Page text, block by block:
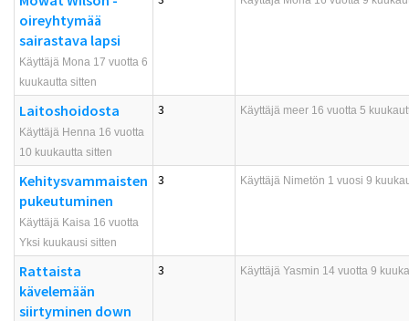
oireyhtymää
sairastava lapsi
Käyttäjä Mona 17 vuotta 6
kuukautta sitten
Laitoshoidosta
Käyttäjä Henna 16 vuotta
10 kuukautta sitten
3 Käyttäjä meer 16 vuotta 5
Kehitysvammaisten
pukeutuminen
Käyttäjä Kaisa 16 vuotta
Yksi kuukausi sitten
3 Käyttäjä Nimetön 1 vuosi 9
Rattaista
kävelemään
siirtyminen down
3 Käyttäjä Yasmin 14 vuotta 9